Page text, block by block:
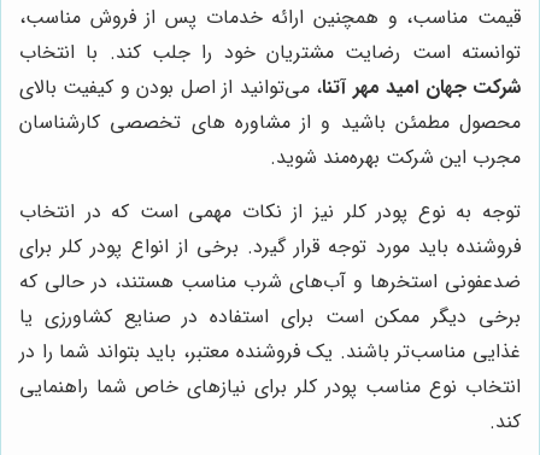
قیمت مناسب، و همچنین ارائه خدمات پس از فروش مناسب،
توانسته است رضایت مشتریان خود را جلب کند. با انتخاب
شرکت جهان امید مهر آتنا، می‌توانید از اصل بودن و کیفیت بالای
محصول مطمئن باشید و از مشاوره های تخصصی کارشناسان
مجرب این شرکت بهره‌مند شوید.
توجه به نوع پودر کلر نیز از نکات مهمی است که در انتخاب
فروشنده باید مورد توجه قرار گیرد. برخی از انواع پودر کلر برای
ضدعفونی استخرها و آب‌های شرب مناسب هستند، در حالی که
برخی دیگر ممکن است برای استفاده در صنایع کشاورزی یا
غذایی مناسب‌تر باشند. یک فروشنده معتبر، باید بتواند شما را در
انتخاب نوع مناسب پودر کلر برای نیازهای خاص شما راهنمایی
کند.